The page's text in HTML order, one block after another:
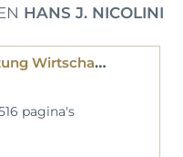
HANS J. NICOLINI
Prüfungsvorbereitung Wirtschaftsfachwirt
pagina's